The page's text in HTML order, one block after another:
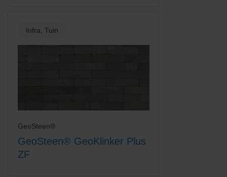
Infra, Tuin
GeoSteen®
GeoSteen® GeoKlinker Plus
ZF